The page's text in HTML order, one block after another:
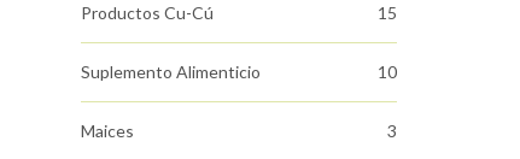
Productos Cu-Cú 15
Suplemento Alimenticio 10
Maices 3